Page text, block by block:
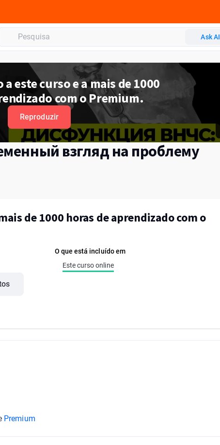
Ask AI
a este curso e a mais de 1000
com o Premium.
Reproduzir
взгляд на проблему
de 1000 horas de aprendizado com o
O que está incluído em
Este curso online
Premium